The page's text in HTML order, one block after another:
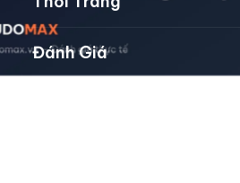
Đánh Giá